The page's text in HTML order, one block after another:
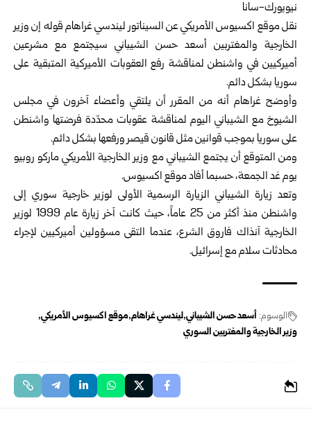
نيويورك-سانا
نقل موقع اكسيوس الأمريكي عن السيناتور ليندسي غراهام قوله إن وزير
الخارجية والمغتربين أسعد حسن الشيباني سيجتمع مع مشرعين
أميركيين في واشنطن لمناقشة رفع العقوبات الأميركية المتبقية على
سوريا بشكل دائم.
وأوضح غراهام أنه من المقرر أن يلتقي وأعضاء آخرون في مجلس
الشيوخ مع الشيباني اليوم لمناقشة عقوبات محدّدة فرضتها واشنطن
على سوريا بموجب قوانين مثل قانون قيصر ورفعها بشكل دائم.
ومن المتوقع أن يجتمع الشيباني مع وزير الخارجية الأمريكي ماركو روبيو
يوم غد الجمعة، حسبما أفاد موقع اكسيوس.
وتعد زيارة الشيباني الزيارة الرسمية الأولى لوزير خارجية سوري إلى
واشنطن منذ أكثر من 25 عاماً، حيث كانت آخر زيارة عام 1999 لوزير
الخارجية آنذاك فاروق الشرع، عندما التقى مسؤولين أميركيين لإجراء
محادثات سلام مع إسرائيل.
الوسوم: أسعد حسن الشيباني ليندسي غراهام موقع اكسيوس الأمريكي
وزير الخارجية والمغتربين السوري